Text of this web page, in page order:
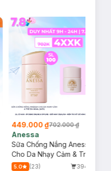
449.000 ₫702.000 ₫
Anessa
Sữa Chống Nắng Anessa
Cho Da Nhạy Cảm & Trẻ Em
60ml (Mới)
5.0 (23)
394/tháng